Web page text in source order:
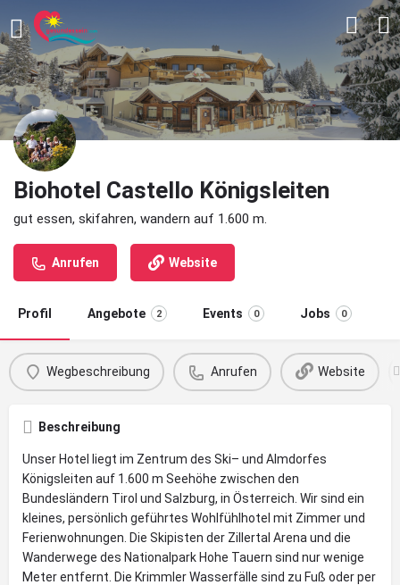
Biohotel Castello Königsleiten
gut essen, skifahren, wandern auf 1.600 m.
Anrufen Website
Profil Angebote 2 Events 0 Jobs 0
Wegbeschreibung Anrufen Website
Beschreibung
Unser Hotel liegt im Zentrum des Ski– und Almdorfes
Königsleiten auf 1.600 m Seehöhe zwischen den
Bundesländern Tirol und Salzburg, in Österreich. Wir sind ein
kleines, persönlich geführtes Wohlfühlhotel mit Zimmer und
Ferienwohnungen. Die Skipisten der Zillertal Arena und die
Wanderwege des Nationalpark Hohe Tauern sind nur wenige
Meter entfernt. Die Krimmler Wasserfälle sind zu Fuß oder per